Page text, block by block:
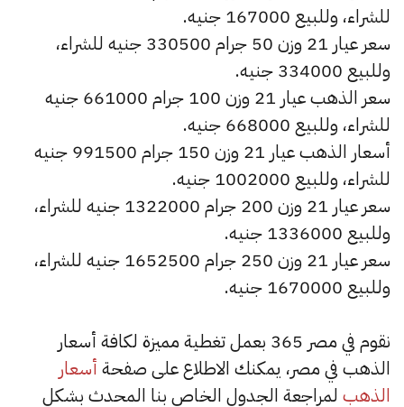
للشراء، وللبيع 167000 جنيه.
سعر عيار 21 وزن 50 جرام 330500 جنيه للشراء،
وللبيع 334000 جنيه.
سعر الذهب عيار 21 وزن 100 جرام 661000 جنيه
للشراء، وللبيع 668000 جنيه.
أسعار الذهب عيار 21 وزن 150 جرام 991500 جنيه
للشراء، وللبيع 1002000 جنيه.
سعر عيار 21 وزن 200 جرام 1322000 جنيه للشراء،
وللبيع 1336000 جنيه.
سعر عيار 21 وزن 250 جرام 1652500 جنيه للشراء،
وللبيع 1670000 جنيه.
نقوم في مصر 365 بعمل تغطية مميزة لكافة أسعار
الذهب في مصر، يمكنك الاطلاع على صفحة أسعار
الذهب لمراجعة الجدول الخاص بنا المحدث بشكل